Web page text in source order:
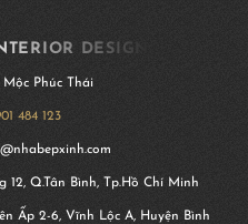
DESIGN
Phúc Thái
484 123
12, Q.Tân Bình, Tp.Hồ Chí Minh
Ấp 2-6, Vĩnh Lộc A, Huyện Bình